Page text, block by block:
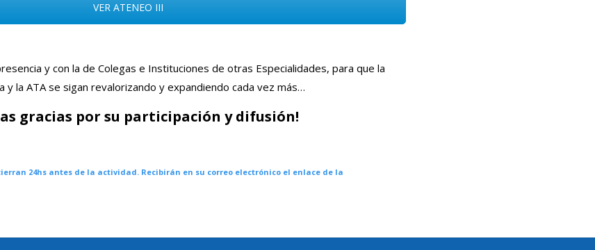
VER ATENEO III
y con la de Colegas e Instituciones de otras Especialidades, para que la
y la ATA se sigan revalorizando y expandiendo cada vez más…
gracias por su participación y difusión!
24hs antes de la actividad. Recibirán en su correo electrónico el enlace de la